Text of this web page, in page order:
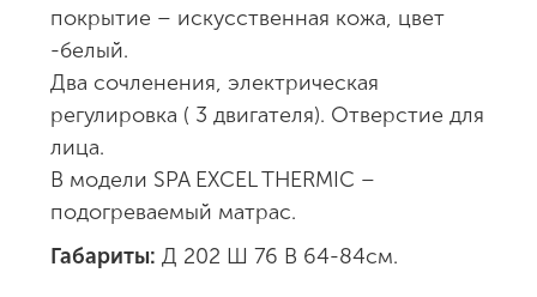
покрытие – искусственная кожа, цвет
-белый.
Два сочленения, электрическая
регулировка ( 3 двигателя). Отверстие для
лица.
В модели SPA EXCEL THERMIC –
подогреваемый матрас.
Габариты: Д 202 Ш 76 В 64-84см.